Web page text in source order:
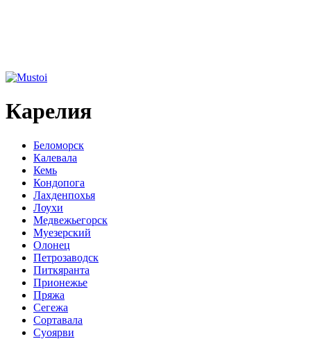
Карелия
Беломорск
Калевала
Кемь
Кондопога
Лахденпохья
Лоухи
Медвежьегорск
Муезерский
Олонец
Петрозаводск
Питкяранта
Прионежье
Пряжа
Сегежа
Сортавала
Суоярви